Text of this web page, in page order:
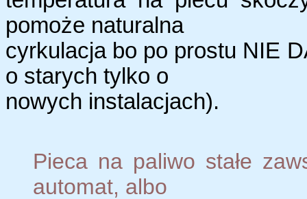
pomoże naturalna
cyrkulacja bo po prostu NIE
o starych tylko o
nowych instalacjach).
Pieca na paliwo stałe
automat, albo